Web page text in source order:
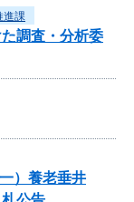
進課
調査・分析委
）養老垂井